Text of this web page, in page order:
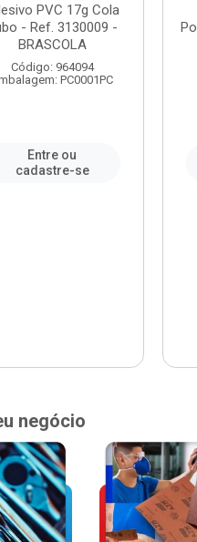
PVC 17g Cola
- Ref. 3130009 -
BRASCOLA
Código: 964094
PC0001PC
Entre ou
cadastre-se
negócio